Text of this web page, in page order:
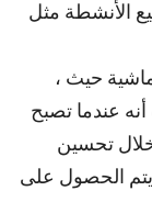
الأنشطة مثل
حيث ،
عندما تصبح
تحسين
الحصول على